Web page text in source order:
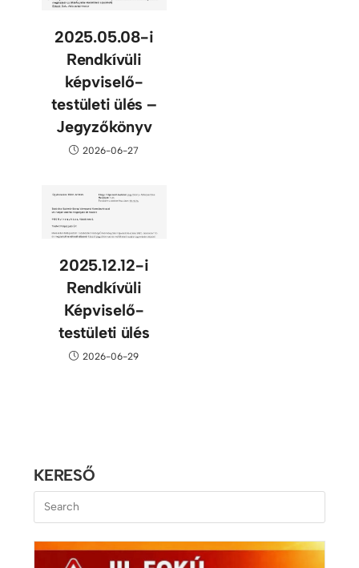
2025.05.08-i
Rendkívüli
képviselő-
testületi ülés –
Jegyzőkönyv
2026-06-27
2025.12.12-i
Rendkívüli
Képviselő-
testületi ülés
2026-06-29
KERESŐ